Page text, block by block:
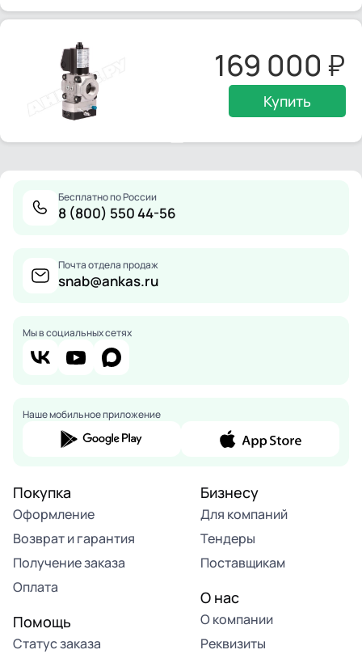
169 000
Купить
Бесплатно по России
8 (800) 550 44-56
Почта отдела продаж
snab@ankas.ru
Мы в социальных сетях
Наше мобильное приложение
Покупка
Оформление
Возврат и гарантия
Получение заказа
Оплата
Помощь
Статус заказа
Бизнесу
Для компаний
Тендеры
Поставщикам
О нас
О компании
Реквизиты